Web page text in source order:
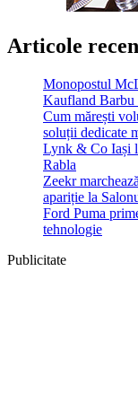
Articole
Monopostul
Kaufland Barbu
Cum mărești
soluții dedicate
Lynk & Co Iași
Rabla
Zeekr
apariție la
Ford Puma
tehnologie
Publicitate